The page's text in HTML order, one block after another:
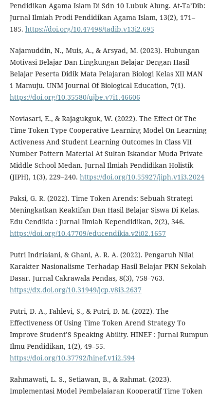
Pendidikan Agama Islam Di Sdn 10 Lubuk Alung. At-Ta’Dib:
Jurnal Ilmiah Prodi Pendidikan Agama Islam, 13(2), 171–
185. https://doi.org/10.47498/tadib.v13i2.695
Najamuddin, N., Muis, A., & Arsyad, M. (2023). Hubungan
Motivasi Belajar Dan Lingkungan Belajar Dengan Hasil
Belajar Peserta Didik Mata Pelajaran Biologi Kelas XII MAN
1 Mamuju. UNM Journal Of Biological Education, 7(1).
https://doi.org/10.35580/ujbe.v7i1.46606
Noviasari, E., & Rajagukguk, W. (2022). The Effect Of The
Time Token Type Cooperative Learning Model On Learning
Activeness And Student Learning Outcomes In Class VII
Number Pattern Material At Sultan Iskandar Muda Private
Middle School Medan. Jurnal Ilmiah Pendidikan Holistik
(JIPH), 1(3), 229–240. https://doi.org/10.55927/jiph.v1i3.2024
Paksi, G. R. (2022). Time Token Arends: Sebuah Strategi
Meningkatkan Keaktifan Dan Hasil Belajar Siswa Di Kelas.
Edu Cendikia : Jurnal Ilmiah Kependidikan, 2(2), 346.
https://doi.org/10.47709/educendikia.v2i02.1657
Putri Indriaiani, & Ghani, A. R. A. (2022). Pengaruh Nilai
Karakter Nasionalisme Terhadap Hasil Belajar PKN Sekolah
Dasar. Jurnal Cakrawala Pendas, 8(3), 758–763.
https://dx.doi.org/10.31949/jcp.v8i3.2637
Putri, D. A., Fahlevi, S., & Putri, D. M. (2022). The
Effectiveness Of Using Time Token Arend Strategy To
Improve Student’S Speaking Ability. HINEF : Jurnal Rumpun
Ilmu Pendidikan, 1(2), 49–55.
https://doi.org/10.37792/hinef.v1i2.594
Rahmawati, L. S., Setiawan, B., & Rahmat. (2023).
Implementasi Model Pembelajaran Kooperatif Time Token